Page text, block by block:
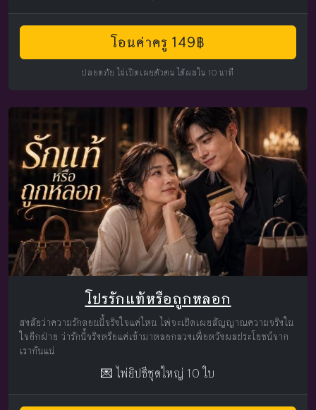
โอนค่าครู 149฿
ปลอดภัย ไม่เปิดเผยตัวตน ได้ผลใน 10 นาที
โปรรักแท้หรือถูกหลอก
สงสัยว่าความรักตอนนี้จริงใจแค่ไหน ไพ่จะเปิดเผยสัญญาณความจริงใน
ใจอีกฝ่าย ว่ารักนี้จริงหรือแค่เข้ามาหลอกลวงเพื่อหวังผลประโยชน์จาก
เรากันแน่
💌 ไพ่ยิปซีชุดใหญ่ 10 ใบ